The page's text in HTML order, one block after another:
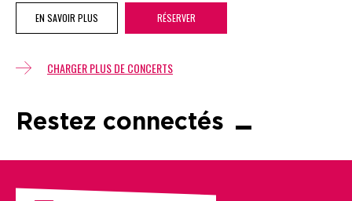
EN SAVOIR PLUS RÉSERVER
CHARGER PLUS DE CONCERTS
Restez connectés